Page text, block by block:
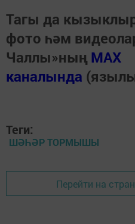
Тагы да
фото һәм
Чаллы»ның MAX
каналында
Теги:
ШӘҺӘР ТОРМЫШЫ
Перейти на